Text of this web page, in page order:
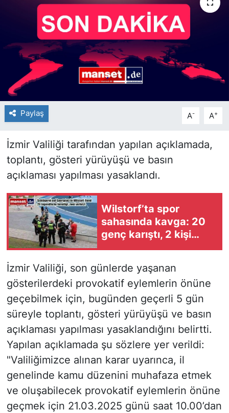
Paylaş A- A+
İzmir Valiliği tarafından yapılan açıklamada,
toplantı, gösteri yürüyüşü ve basın
açıklaması yapılması yasaklandı.
Wilstorf’ta spor
sahasında kavga: 20
genç karıştı, 2 kişi
İzmir Valiliği, son günlerde yaşanan
gösterilerdeki provokatif eylemlerin önüne
geçebilmek için, bugünden geçerli 5 gün
süreyle toplantı, gösteri yürüyüşü ve basın
açıklaması yapılması yasaklandığını belirtti.
Yapılan açıklamada şu sözlere yer verildi:
"Valiliğimizce alınan karar uyarınca, il
genelinde kamu düzenini muhafaza etmek
ve oluşabilecek provokatif eylemlerin önüne
geçmek için 21.03.2025 günü saat 10.00’dan